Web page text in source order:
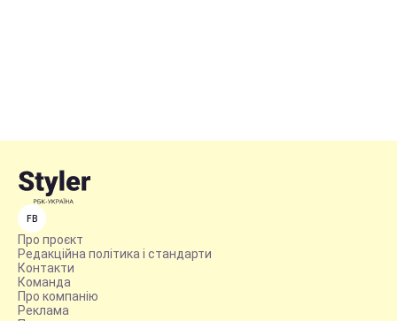
FB
Про проєкт
Редакційна політика і стандарти
Контакти
Команда
Про компанію
Реклама